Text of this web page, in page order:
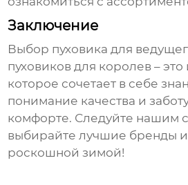
Заключение
Выбор пуховика для
пуховиков для королев – это
которое сочетает в себе
понимание качества и
комфорте. Следуйте нашим
выбирайте лучшие бренды
роскошной зимой!